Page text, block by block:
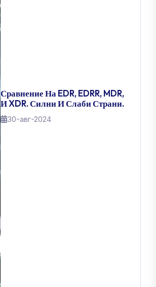
Сравнение На EDR, EDRR, MDR,
И XDR. Силни И Слаби Страни.
30-авг-2024